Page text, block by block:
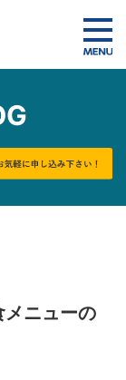
メニューの